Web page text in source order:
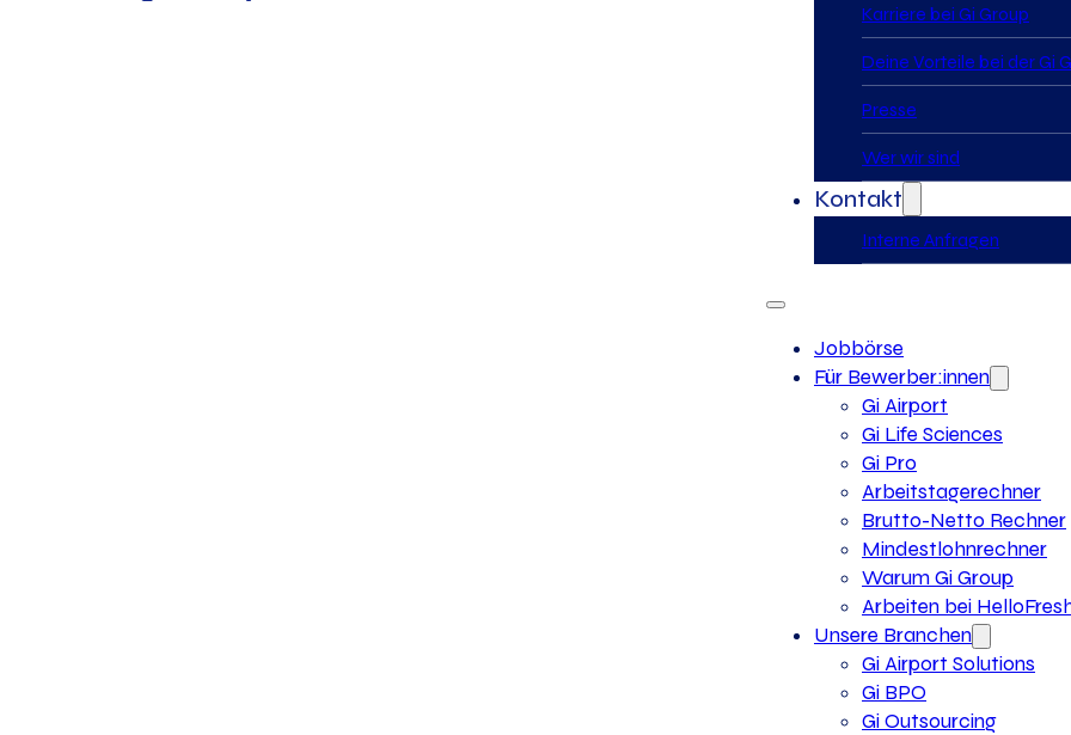
Karriere bei Gi Group
Deine Vorteile bei der Gi
Presse
Wer wir sind
Kontakt
Interne Anfragen
Jobbörse
Für Bewerber:innen
Gi Airport
Gi Life Sciences
Gi Pro
Arbeitstagerechner
Brutto-Netto Rechner
Mindestlohnrechner
Warum Gi Group
Arbeiten bei
Unsere Branchen
Gi Airport Solutions
Gi BPO
Gi Outsourcing